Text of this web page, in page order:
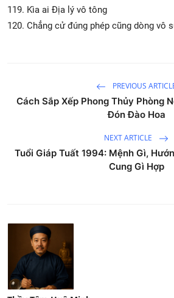
119. Kìa ai Địa lý vô tông
120. Chẳng cử đúng phép cũng dòng vô
PREVIOUS
Cách Sắp Xếp Phong Thủy Phòng
Đón Đào Hoa
NEXT ARTICLE
Tuổi Giáp Tuất 1994: Mệnh Gì,
Cung Gì Hợp